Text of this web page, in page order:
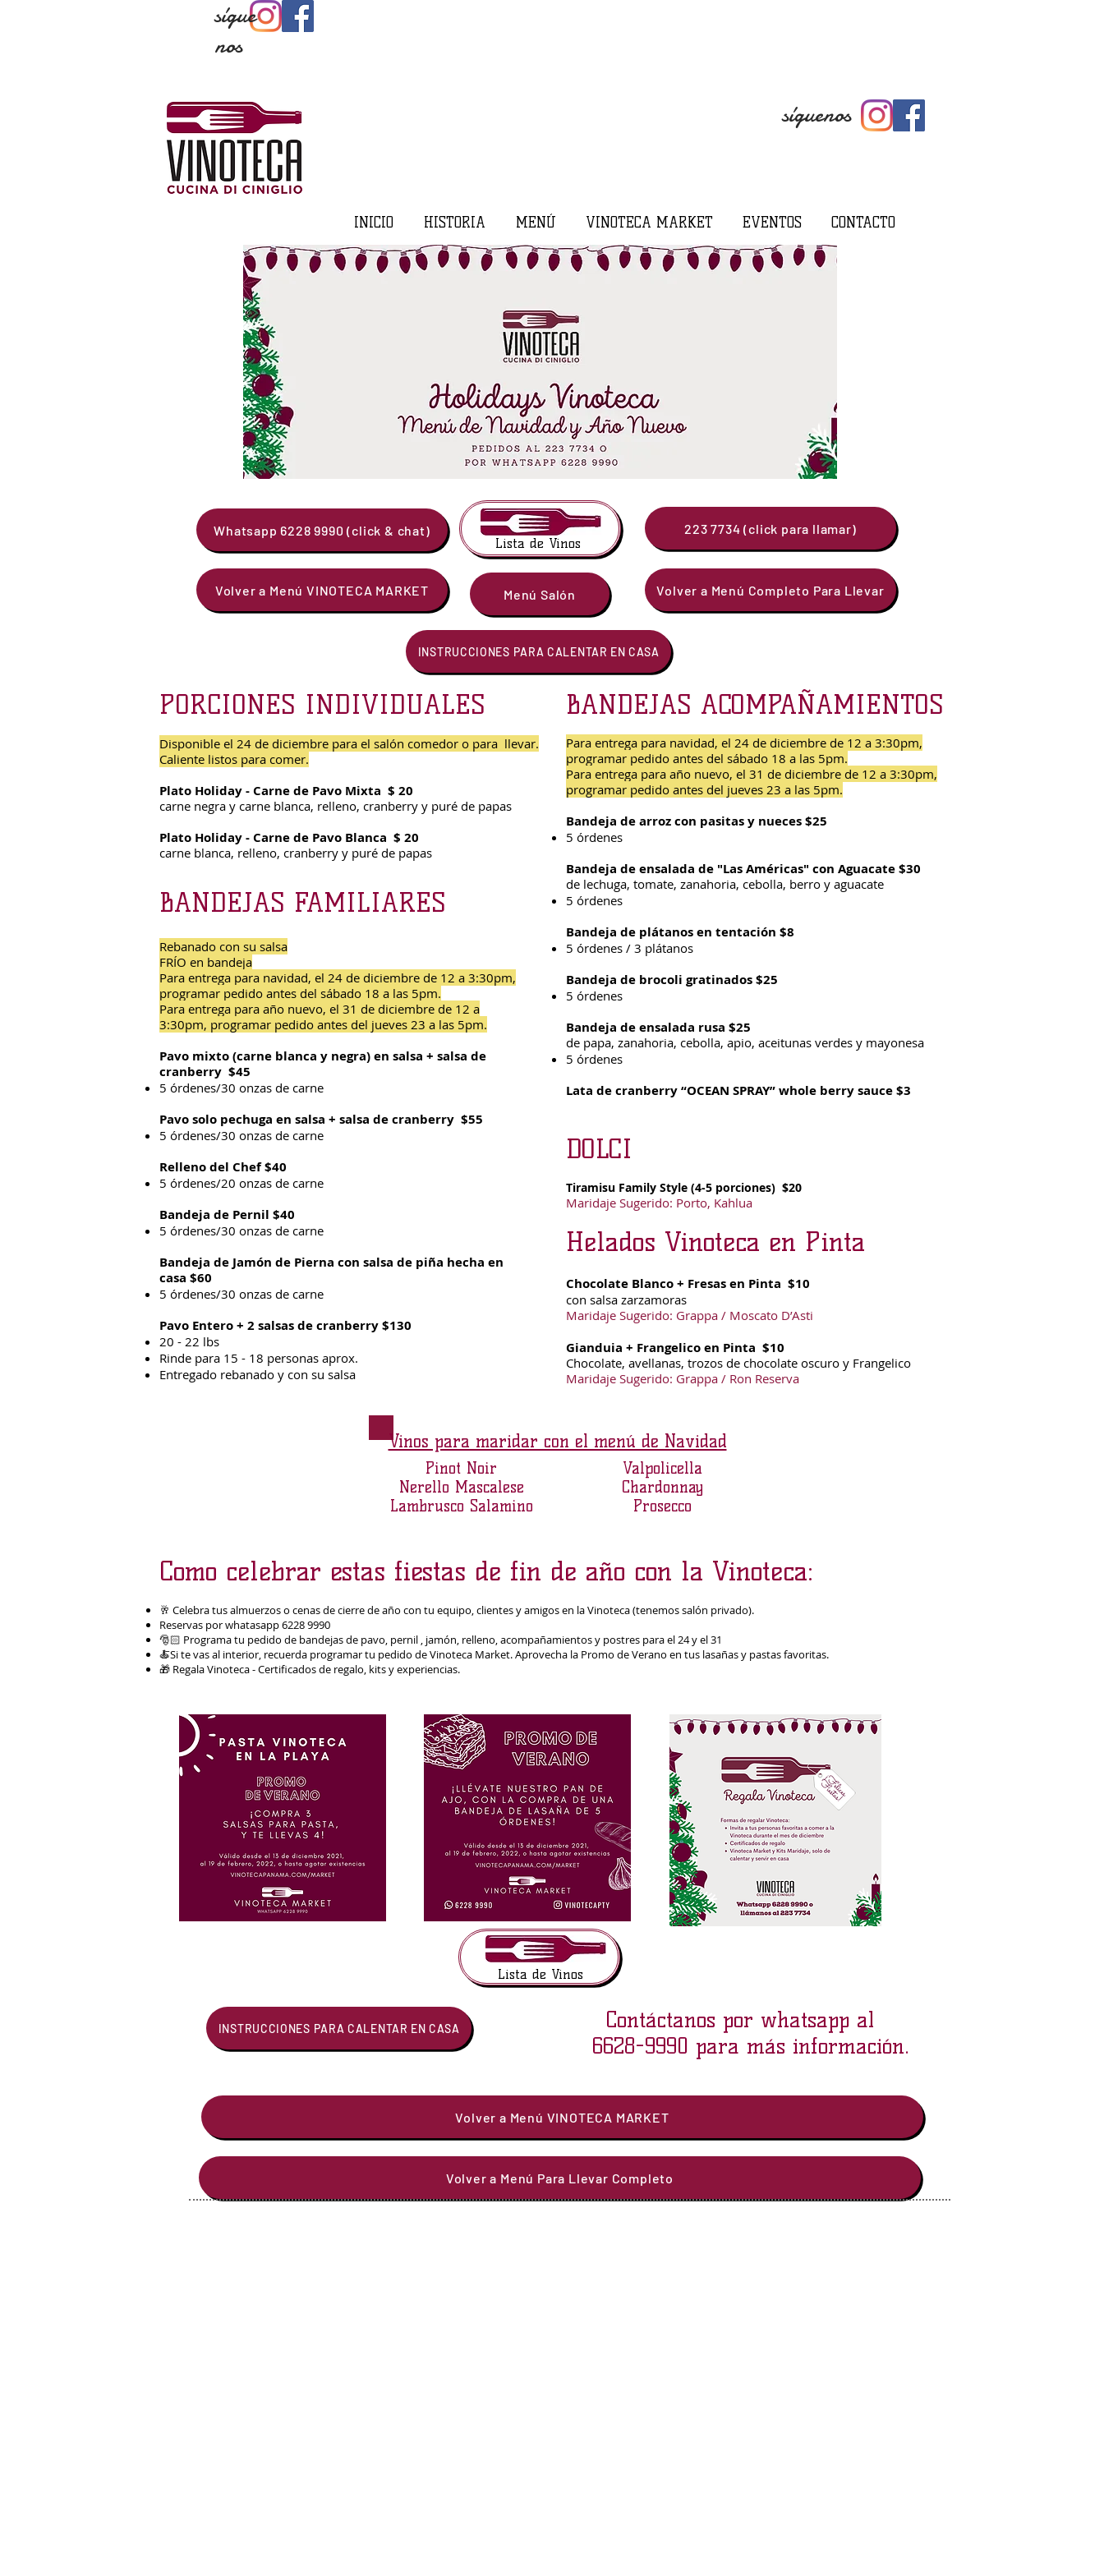
sígue
nos
síguenos
INICIO HISTORIA MENÚ VINOTECA MARKET EVENTOS CONTACTO
Whatsapp 6228 9990 (click & chat)
Volver a Menú VINOTECA MARKET
Lista de Vinos
Menú Salón
223 7734 (click para llamar)
Volver a Menú Completo Para Llevar
INSTRUCCIONES PARA CALENTAR EN CASA
PORCIONES INDIVIDUALES
Disponible el 24 de diciembre para el salón comedor o para llevar.
Caliente listos para comer.
Plato Holiday - Carne de Pavo Mixta $ 20
carne negra y carne blanca, relleno, cranberry y puré de papas
Plato Holiday - Carne de Pavo Blanca $ 20
carne blanca, relleno, cranberry y puré de papas
BANDEJAS FAMILIARES
Rebanado con su salsa
FRÍO en bandeja
Para entrega para navidad, el 24 de diciembre de 12 a 3:30pm,
programar pedido antes del sábado 18 a las 5pm.
Para entrega para año nuevo, el 31 de diciembre de 12 a
3:30pm, programar pedido antes del jueves 23 a las 5pm.
Pavo mixto (carne blanca y negra) en salsa + salsa de
cranberry $45
5 órdenes/30 onzas de carne
Pavo solo pechuga en salsa + salsa de cranberry $55
5 órdenes/30 onzas de carne
Relleno del Chef $40​
5 órdenes/20 onzas de carne
Bandeja de Pernil $40
5 órdenes/30 onzas de carne
Bandeja de Jamón de Pierna con salsa de piña hecha en
casa $60
5 órdenes/30 onzas de carne
Pavo Entero + 2 salsas de cranberry $130
20 - 22 lbs
Rinde para 15 - 18 personas aprox.
Entregado rebanado y con su salsa
BANDEJAS ACOMPAÑAMIENTOS
Para entrega para navidad, el 24 de diciembre de 12 a 3:30pm,
programar pedido antes del sábado 18 a las 5pm.
Para entrega para año nuevo, el 31 de diciembre de 12 a 3:30pm,
programar pedido antes del jueves 23 a las 5pm.
Bandeja de arroz con pasitas y nueces$25
5 órdenes
Bandeja de ensalada de "Las Américas" con Aguacate $30
de lechuga, tomate, zanahoria, cebolla, berro y aguacate
5 órdenes
Bandeja de plátanos en tentación $8
5 órdenes / 3 plátanos
Bandeja de brocoli gratinados $25
5 órdenes
Bandeja de ensalada rusa $25
de papa, zanahoria, cebolla, apio, aceitunas verdes y mayonesa
5 órdenes
Lata de cranberry “OCEAN SPRAY” whole berry sauce $3
DOLCI
Tiramisu Family Style (4-5 porciones) $20
Maridaje Sugerido: Porto, Kahlua
Helados Vinoteca en Pinta
Chocolate Blanco + Fresas en Pinta $10
con salsa zarzamoras
Maridaje Sugerido: Grappa / Moscato D’Asti
Gianduia + Frangelico en Pinta $10
Chocolate, avellanas, trozos de chocolate oscuro y Frangelico
Maridaje Sugerido: Grappa / Ron Reserva
Vinos para maridar con el menú de Navidad
Pinot Noir
Nerello Mascalese
Lambrusco Salamino
Valpolicella
Chardonnay
Prosecco
Como celebrar estas fiestas de fin de año con la Vinoteca:
🥂 Celebra tus almuerzos o cenas de cierre de año con tu equipo, clientes y amigos en la Vinoteca (tenemos salón privado).
Reservas por whatasapp 6228 9990
🎅🏻 Programa tu pedido de bandejas de pavo, pernil , jamón, relleno, acompañamientos y postres para el 24 y el 31
🍝Si te vas al interior, recuerda programar tu pedido de Vinoteca Market. Aprovecha la Promo de Verano en tus lasañas y pastas favoritas.
🎁 Regala Vinoteca - Certificados de regalo, kits y experiencias.
Lista de Vinos
INSTRUCCIONES PARA CALENTAR EN CASA
Contáctanos por whatsapp al
6628-9990 para más información.
Volver a Menú VINOTECA MARKET
Volver a Menú Para Llevar Completo